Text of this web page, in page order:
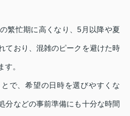
繁忙期に高くなり、5月以降や夏
ており、混雑のピークを避けた時
。
で、希望の日時を選びやすくな
分などの事前準備にも十分な時間